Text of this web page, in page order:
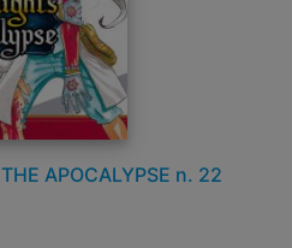
APOCALYPSE n. 22